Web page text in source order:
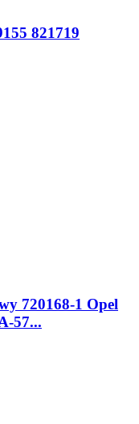
821719
720168-1 Opel
57...